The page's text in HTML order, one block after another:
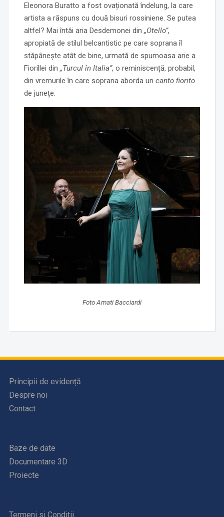
Eleonora Buratto a fost ovaționată îndelung, la care
artista a răspuns cu două bisuri rossiniene. Se putea
altfel? Mai întâi aria Desdemonei din „Otello”,
apropiată de stilul belcantistic pe care soprana îl
stăpânește atât de bine, urmată de spumoasa arie a
Fiorillei din „Turcul în Italia”, o reminiscență, probabil,
din vremurile în care soprana aborda un canto fiorito
de junețe.
Foto Amati Bacciardi
Principii de evidență
Despre noi
Contact
Baze de date
Documentare 3D
Proiecte
Termeni si Condiții